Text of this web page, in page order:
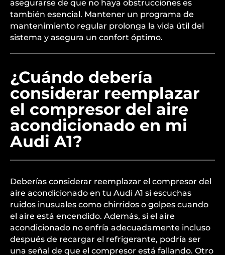
asegurarse de que no haya obstrucciones es
también esencial. Mantener un programa de
mantenimiento regular prolonga la vida útil del
sistema y asegura un confort óptimo.
¿Cuándo debería
considerar reemplazar
el compresor del aire
acondicionado en mi
Audi A1?
Deberías considerar reemplazar el compresor del
aire acondicionado en tu Audi A1 si escuchas
ruidos inusuales como chirridos o golpes cuando
el aire está encendido. Además, si el aire
acondicionado no enfría adecuadamente incluso
después de recargar el refrigerante, podría ser
una señal de que el compresor está fallando. Otro